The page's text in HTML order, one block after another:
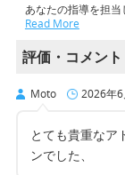
あなたの指導を担当
Read More
評価・コメント
Moto 2026年6
とても貴重なア
ンでした、